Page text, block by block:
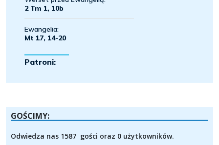
GOŚCIMY:
Odwiedza nas 1587 gości oraz 0 użytkowników.